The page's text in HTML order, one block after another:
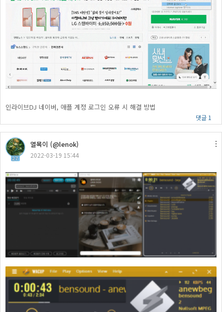
인라이브DJ 네이버, 애플 계정 로그인 오류 시 해결 방법
댓글 1
27
열목이 (@lenok)
2022-03-19 15:44